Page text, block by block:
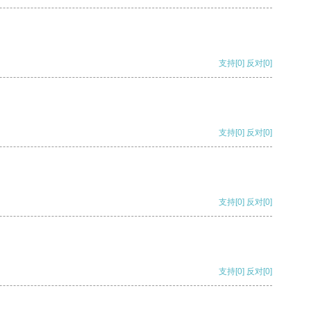
支持[0] 反对[0]
支持[0] 反对[0]
支持[0] 反对[0]
支持[0] 反对[0]